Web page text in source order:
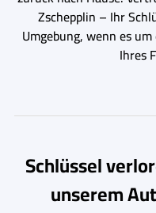
Zschepplin – Ihr
Umgebung, wenn es
Ihres
Schlüssel
unserem